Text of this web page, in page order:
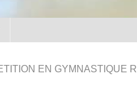
EN GYMNASTIQUE